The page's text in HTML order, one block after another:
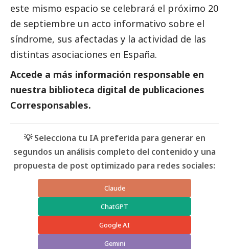
este mismo espacio se celebrará el próximo 20
de septiembre un acto informativo sobre el
síndrome, sus afectadas y la actividad de las
distintas asociaciones en España.
Accede a más información responsable en
nuestra biblioteca digital de publicaciones
Corresponsables.
💡 Selecciona tu IA preferida para generar en
segundos un análisis completo del contenido y una
propuesta de post optimizado para redes sociales:
Claude
ChatGPT
Google AI
Gemini